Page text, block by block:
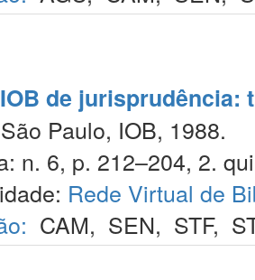
de
Paulo, IOB, 1988.
n. 6, p. 212–204, 2.
Rede Virtual de
CAM, SEN, STF,